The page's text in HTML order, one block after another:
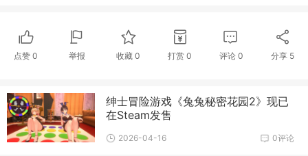
点赞 0 举报 收藏0 打赏 0 评论 0 分享 5
绅士冒险游戏《兔兔秘密花园2》现已
在Steam发售
0评论
2026-04-16